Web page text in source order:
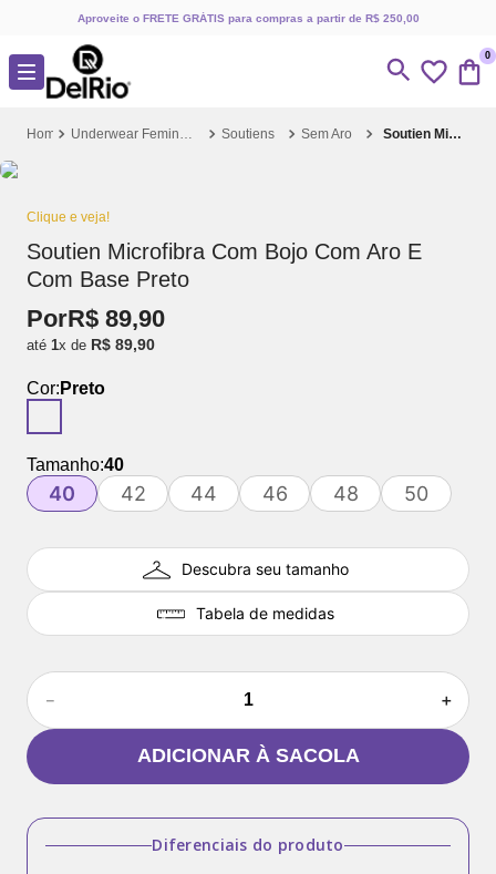
Aproveite o FRETE GRÁTIS para compras a partir de R$ 250,00
0
Underwear Feminino Soutiens Sem Aro Soutien Microfibra Com Bojo Com Aro E Com Base Preto
Clique e veja!
Soutien Microfibra Com Bojo Com Aro E
Com Base Preto
PorR$ 89,90
até 1x de R$ 89,90
Cor: Preto
Tamanho:40
40 42 44 46 48 50
Descubra seu tamanho
Tabela de medidas
＋
－
ADICIONAR À SACOLA
Diferenciais do produto